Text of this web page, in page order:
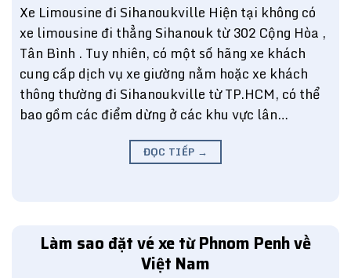
Xe Limousine đi Sihanoukville Hiện tại không có
xe limousine đi thẳng Sihanouk từ 302 Cộng Hòa ,
Tân Bình . Tuy nhiên, có một số hãng xe khách
cung cấp dịch vụ xe giường nằm hoặc xe khách
thông thường đi Sihanoukville từ TP.HCM, có thể
bao gồm các điểm dừng ở các khu vực lân…
ĐỌC TIẾP →
Làm sao đặt vé xe từ Phnom Penh về
Việt Nam